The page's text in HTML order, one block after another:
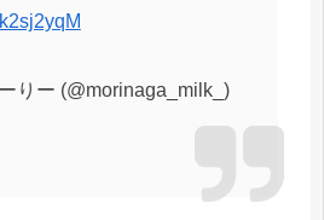
りー (@morinaga_milk_)